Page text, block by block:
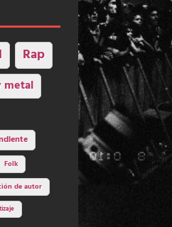
Rap
metal
Folk
de autor